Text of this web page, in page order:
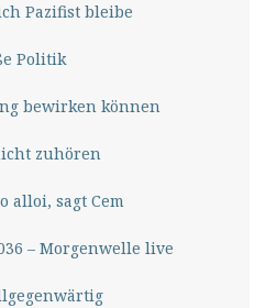
Pazifist bleibe
Politik
bewirken können
zuhören
alloi, sagt Cem
– Morgenwelle live